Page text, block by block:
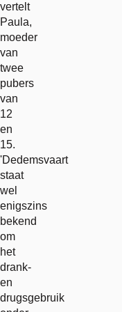
vertelt
Paula,
moeder
van
twee
pubers
van
12
en
15.
'Dedemsvaart
staat
wel
enigszins
bekend
om
het
drank-
en
drugsgebruik